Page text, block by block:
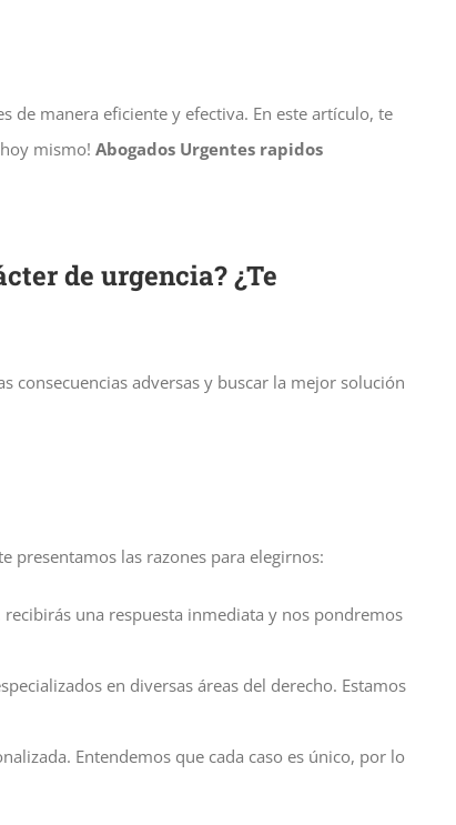
de manera eficiente y efectiva. En este artículo, te
mismo! Abogados Urgentes rapidos
de urgencia? ¿Te
consecuencias adversas y buscar la mejor solución
presentamos las razones para elegirnos:
una respuesta inmediata y nos pondremos
en diversas áreas del derecho. Estamos
Entendemos que cada caso es único, por lo